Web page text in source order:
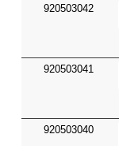
920503042
920503041
920503040